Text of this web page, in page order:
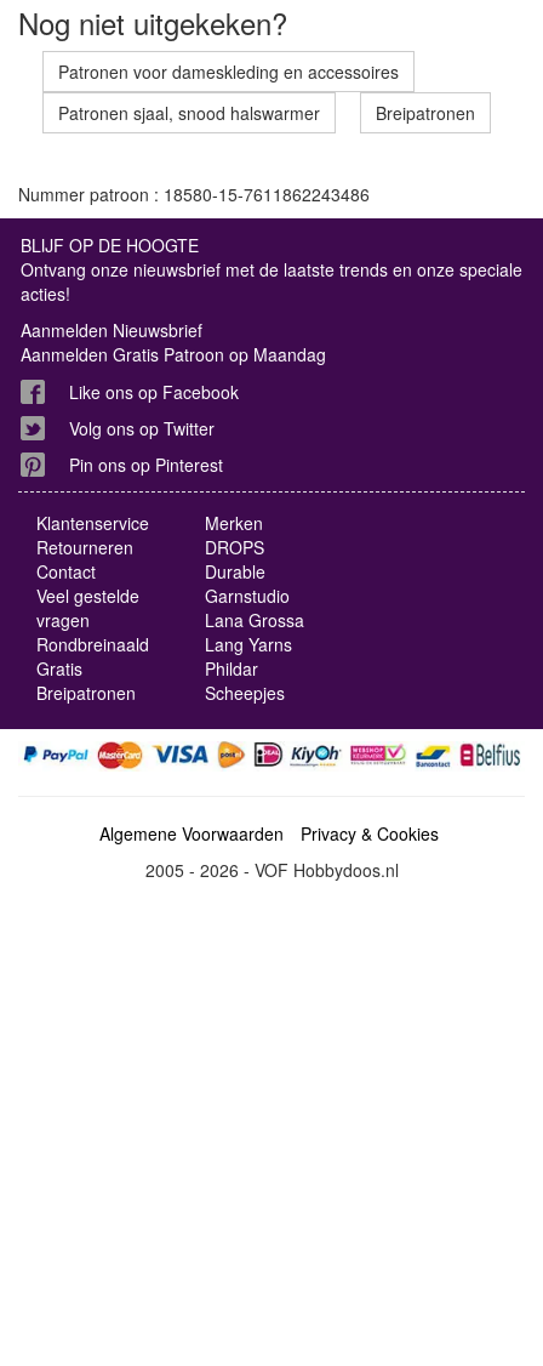
Nog niet uitgekeken?
Patronen voor dameskleding en accessoires
Patronen sjaal, snood halswarmer
Breipatronen
Nummer patroon : 18580-15-7611862243486
BLIJF OP DE HOOGTE
Ontvang onze nieuwsbrief met de laatste trends en onze speciale
acties!
Aanmelden Nieuwsbrief
Aanmelden Gratis Patroon op Maandag
Like ons op Facebook
Volg ons op Twitter
Pin ons op Pinterest
Klantenservice
Retourneren
Contact
Veel gestelde
vragen
Rondbreinaald
Gratis
Breipatronen
Merken
DROPS
Durable
Garnstudio
Lana Grossa
Lang Yarns
Phildar
Scheepjes
Algemene Voorwaarden
Privacy & Cookies
2005 - 2026 - VOF Hobbydoos.nl